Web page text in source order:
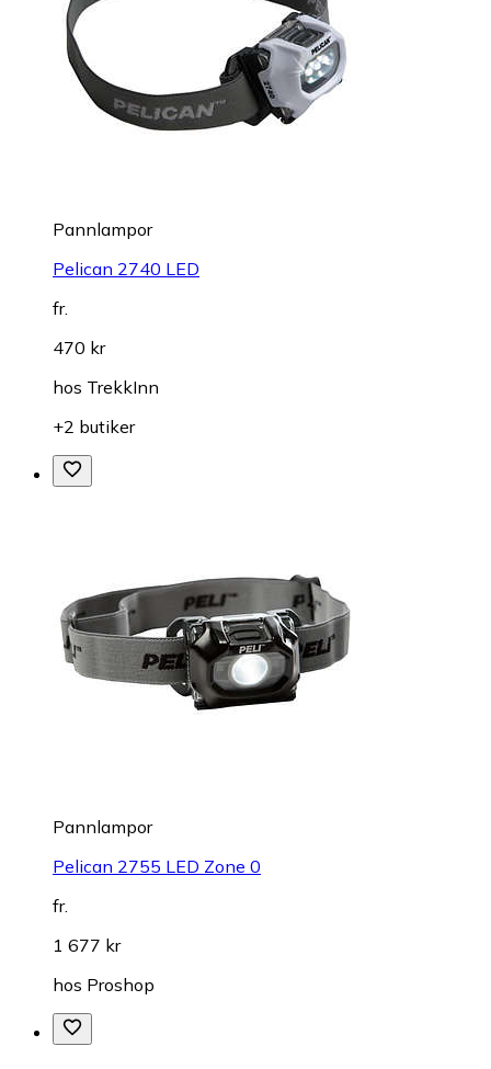
Pannlampor
Pelican 2740 LED
fr.
470 kr
hos TrekkInn
+2 butiker
Pannlampor
Pelican 2755 LED Zone 0
fr.
1 677 kr
hos Proshop